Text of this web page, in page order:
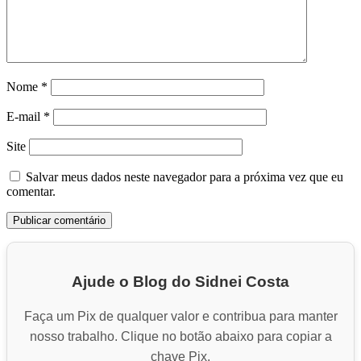
Nome *
E-mail *
Site
Salvar meus dados neste navegador para a próxima vez que eu
comentar.
Ajude o Blog do Sidnei Costa
Faça um Pix de qualquer valor e contribua para manter
nosso trabalho. Clique no botão abaixo para copiar a
chave Pix.